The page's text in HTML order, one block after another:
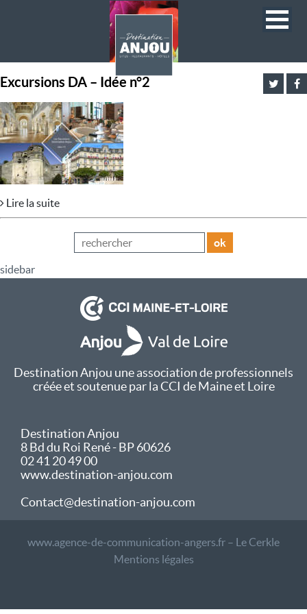
Excursions DA – Idée n°2
Lire la suite
ok
sidebar
Destination Anjou une association de professionnels
créée et soutenue par la CCI de Maine et Loire
Destination Anjou
8 Bd du Roi René - BP 60626
02 41 20 49 00
www.destination-anjou.com
Contact@destination-anjou.com
www.agence-de-communication-angers.fr – Le Cerkle
Mentions légales